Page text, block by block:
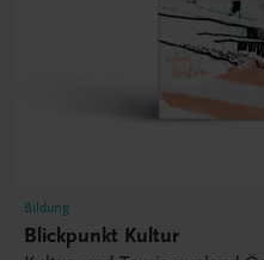
Bildung
Blickpunkt Kultur